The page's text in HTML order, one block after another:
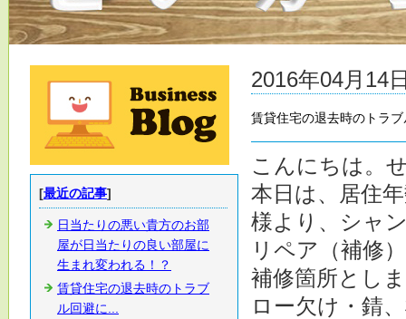
2016年04月14
賃貸住宅の退去時のトラ
こんにちは。
本日は、居住
様より、シャ
リペア（補修
補修箇所とし
ロー欠け・錆
[最近の記事]
日当たりの悪い貴方のお部
屋が日当たりの良い部屋に
生まれ変われる！？
賃貸住宅の退去時のトラブ
ル回避に...